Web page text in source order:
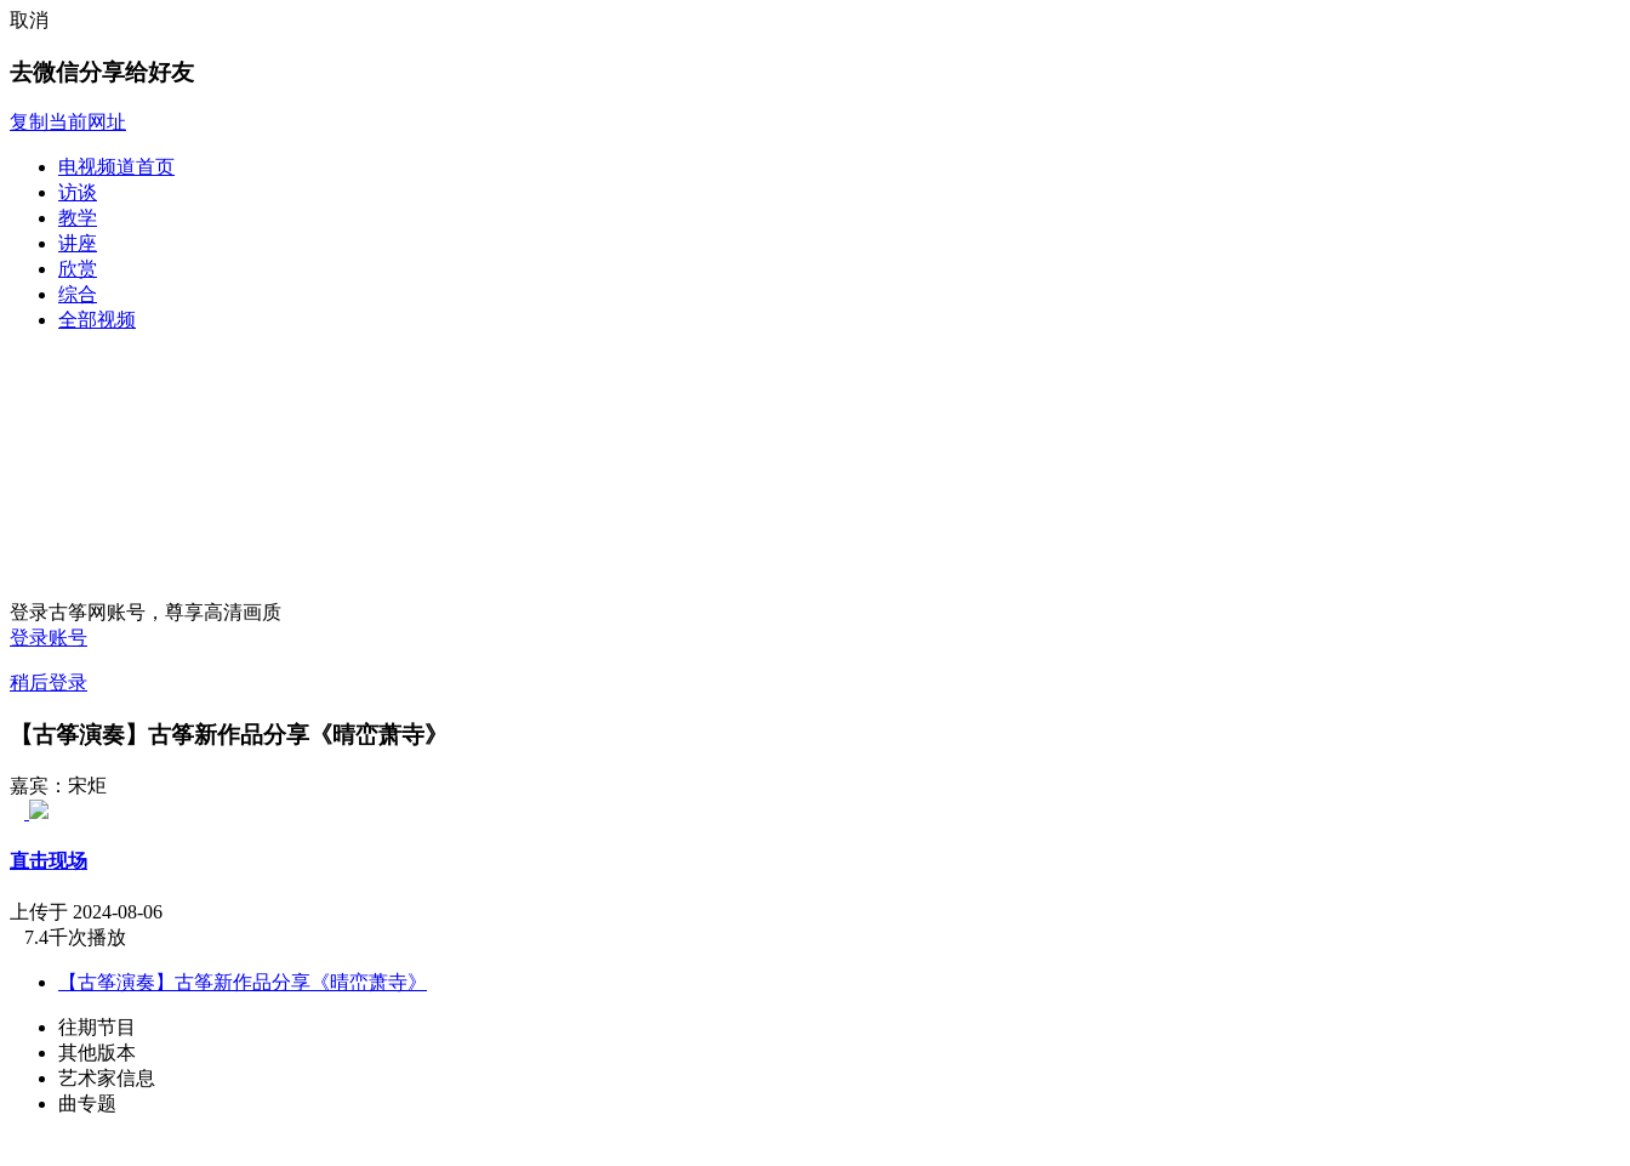
取消
去微信分享给好友
复制当前网址
电视频道首页
访谈
教学
讲座
欣赏
综合
全部视频
登录古筝网账号，尊享高清画质
登录账号
稍后登录
【古筝演奏】古筝新作品分享《晴峦萧寺》
嘉宾：宋炬
直击现场
上传于 2024-08-06
7.4千次播放
【古筝演奏】古筝新作品分享《晴峦萧寺》
往期节目
其他版本
艺术家信息
曲专题